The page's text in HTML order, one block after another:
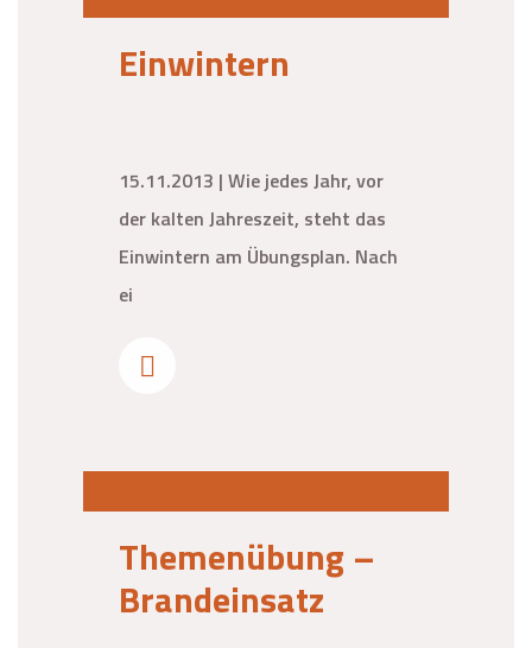
Einwintern
15.11.2013 | Wie jedes Jahr, vor
der kalten Jahreszeit, steht das
Einwintern am Übungsplan. Nach
ei
Themenübung –
Brandeinsatz